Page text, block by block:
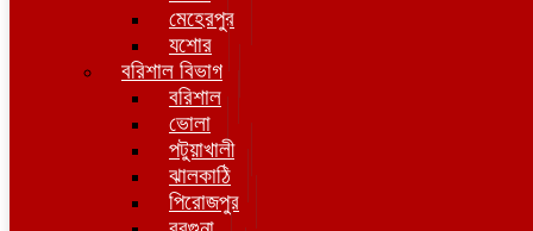
মেহেরপুর
যশোর
বরিশাল বিভাগ
বরিশাল
ভোলা
পটুয়াখালী
ঝালকাঠি
পিরোজপুর